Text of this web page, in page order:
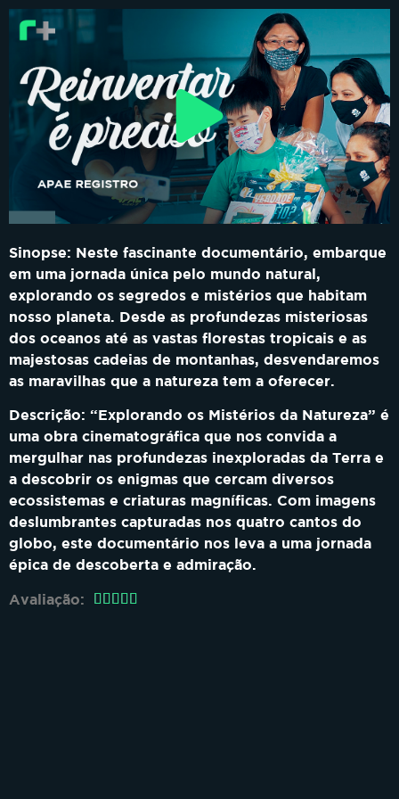
Play
10:37
Mute Settings
Play
Sinopse: Neste fascinante documentário, embarque
em uma jornada única pelo mundo natural,
explorando os segredos e mistérios que habitam
nosso planeta. Desde as profundezas misteriosas
dos oceanos até as vastas florestas tropicais e as
majestosas cadeias de montanhas, desvendaremos
as maravilhas que a natureza tem a oferecer.
Descrição: “Explorando os Mistérios da Natureza” é
uma obra cinematográfica que nos convida a
mergulhar nas profundezas inexploradas da Terra e
a descobrir os enigmas que cercam diversos
ecossistemas e criaturas magníficas. Com imagens
deslumbrantes capturadas nos quatro cantos do
globo, este documentário nos leva a uma jornada
épica de descoberta e admiração.
Avaliação:     